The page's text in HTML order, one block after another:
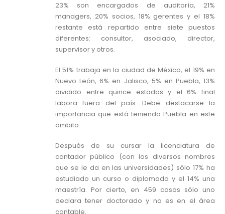
23% son encargados de auditoría, 21%
managers, 20% socios, 18% gerentes y el 18%
restante está repartido entre siete puestos
diferentes: consultor, asociado, director,
supervisor y otros.
El 51% trabaja en la ciudad de México, el 19% en
Nuevo León, 6% en Jalisco, 5% en Puebla, 13%
dividido entre quince estados y el 6% final
labora fuera del país. Debe destacarse la
importancia que está teniendo Puebla en este
ámbito.
Después de su cursar la licenciatura de
contador público (con los diversos nombres
que se le da en las universidades) sólo 17% ha
estudiado un curso o diplomado y el 14% una
maestría. Por cierto, en 459 casos sólo uno
declara tener doctorado y no es en el área
contable.